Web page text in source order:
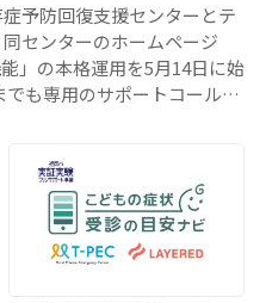
予防回復支援センターとテ
センターのホームページ
」の本格運用を5月14日に始
も専用のサポートコール…